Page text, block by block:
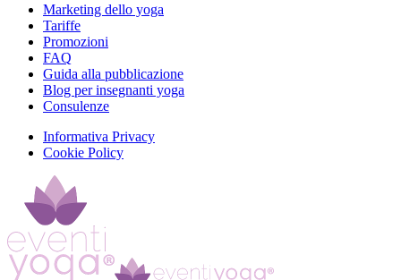
Marketing dello yoga
Tariffe
Promozioni
FAQ
Guida alla pubblicazione
Blog per insegnanti yoga
Consulenze
Informativa Privacy
Cookie Policy